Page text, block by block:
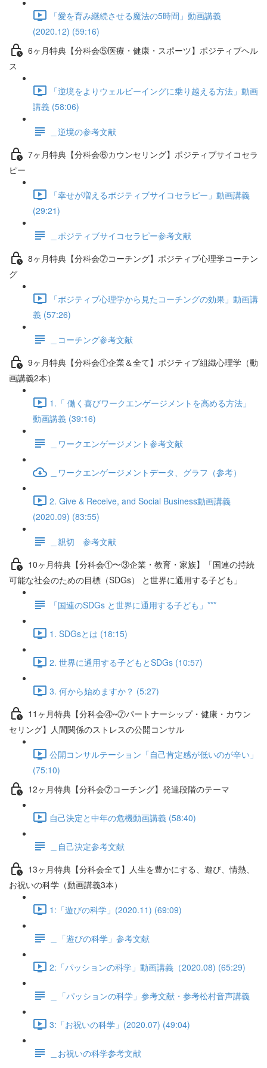
「愛を育み継続させる魔法の5時間」動画講義
(2020.12) (59:16)
6ヶ月特典【分科会⑤医療・健康・スポーツ】ポジティブヘル
ス
「逆境をよりウェルビーイングに乗り越える方法」動画
講義 (58:06)
＿逆境の参考文献
7ヶ月特典【分科会⑥カウンセリング】ポジティブサイコセラ
ピー
「幸せが増えるポジティブサイコセラピー」動画講義
(29:21)
＿ポジティブサイコセラピー参考文献
8ヶ月特典【分科会⑦コーチング】ポジティブ心理学コーチン
グ
「ポジティブ心理学から見たコーチングの効果」動画講
義 (57:26)
＿コーチング参考文献
9ヶ月特典【分科会①企業＆全て】ポジティブ組織心理学（動
画講義2本）
1.「 働く喜びワークエンゲージメントを高める方法」
動画講義 (39:16)
＿ワークエンゲージメント参考文献
＿ワークエンゲージメントデータ、グラフ（参考）
2. Give & Receive, and Social Business動画講義
(2020.09) (83:55)
＿親切 参考文献
10ヶ月特典【分科会①〜③企業・教育・家族】「国連の持続
可能な社会のための目標（SDGs） と世界に通用する子ども」
「国連のSDGs と世界に通用する子ども」***
1. SDGsとは (18:15)
2. 世界に通用する子どもとSDGs (10:57)
3. 何から始めますか？ (5:27)
11ヶ月特典【分科会④~⑦パートナーシップ・健康・カウン
セリング】人間関係のストレスの公開コンサル
公開コンサルテーション「自己肯定感が低いのが辛い」
(75:10)
12ヶ月特典【分科会⑦コーチング】発達段階のテーマ
自己決定と中年の危機動画講義 (58:40)
＿自己決定参考文献
13ヶ月特典【分科会全て】人生を豊かにする、遊び、情熱、
お祝いの科学（動画講義3本）
1:「遊びの科学」(2020.11) (69:09)
＿「遊びの科学」参考文献
2:「パッションの科学」動画講義（2020.08) (65:29)
＿「パッションの科学」参考文献・参考松村音声講義
3:「お祝いの科学」(2020.07) (49:04)
＿お祝いの科学参考文献